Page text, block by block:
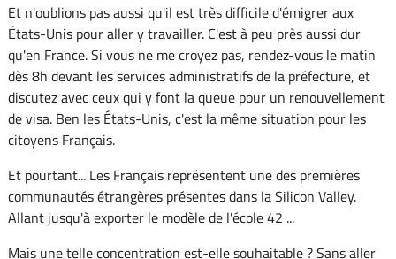
Et n'oublions pas aussi qu'il est très difficile d'émigrer aux
États-Unis pour aller y travailler. C'est à peu près aussi dur
qu'en France. Si vous ne me croyez pas, rendez-vous le matin
dès 8h devant les services administratifs de la préfecture, et
discutez avec ceux qui y font la queue pour un renouvellement
de visa. Ben les États-Unis, c'est la même situation pour les
citoyens Français.
Et pourtant... Les Français représentent une des premières
communautés étrangères présentes dans la Silicon Valley.
Allant jusqu'à exporter le modèle de l'école 42 ...
Mais une telle concentration est-elle souhaitable ? Sans aller